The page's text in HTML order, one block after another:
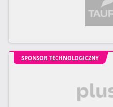
SPONSOR TECHNOLOGICZNY